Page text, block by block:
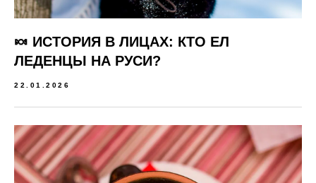
🍬 ИСТОРИЯ В ЛИЦАХ: КТО ЕЛ
ЛЕДЕНЦЫ НА РУСИ?
22.01.2026